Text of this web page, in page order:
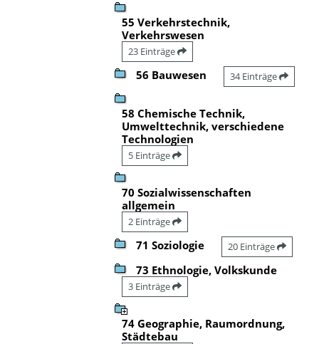
55 Verkehrstechnik,
Verkehrswesen
23 Einträge
56 Bauwesen 34 Einträge
58 Chemische Technik,
Umwelttechnik, verschiedene
Technologien
5 Einträge
70 Sozialwissenschaften
allgemein
2 Einträge
71 Soziologie 20 Einträge
73 Ethnologie, Volkskunde
3 Einträge
74 Geographie, Raumordnung,
Städtebau